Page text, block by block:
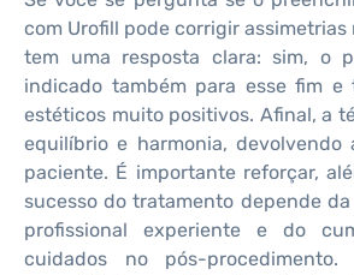
com Urofill pode corrigir assimetrias
tem uma resposta clara: sim, o
indicado também para esse fim e
estéticos muito positivos. Afinal, a
equilíbrio e harmonia, devolvendo
paciente. É importante reforçar,
sucesso do tratamento depende
profissional experiente e do
cuidados no pós-procedimento.